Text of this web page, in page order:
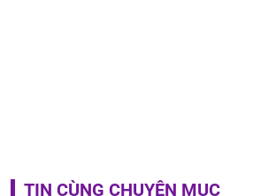
TIN CÙNG CHUYÊN MỤC